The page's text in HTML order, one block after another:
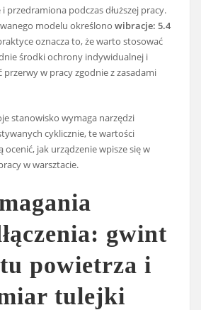
i przedramiona podczas dłuższej pracy.
modelu określonowibracje: 5.4
oznacza to, że warto stosować
środki ochrony indywidualnej i
przerwy w pracy zgodnie z zasadami
stanowisko wymaga narzędzi
cyklicznie, te wartości
ocenić, jak urządzenie wpisze się w
w warsztacie.
gwint
powietrza i
tulejki